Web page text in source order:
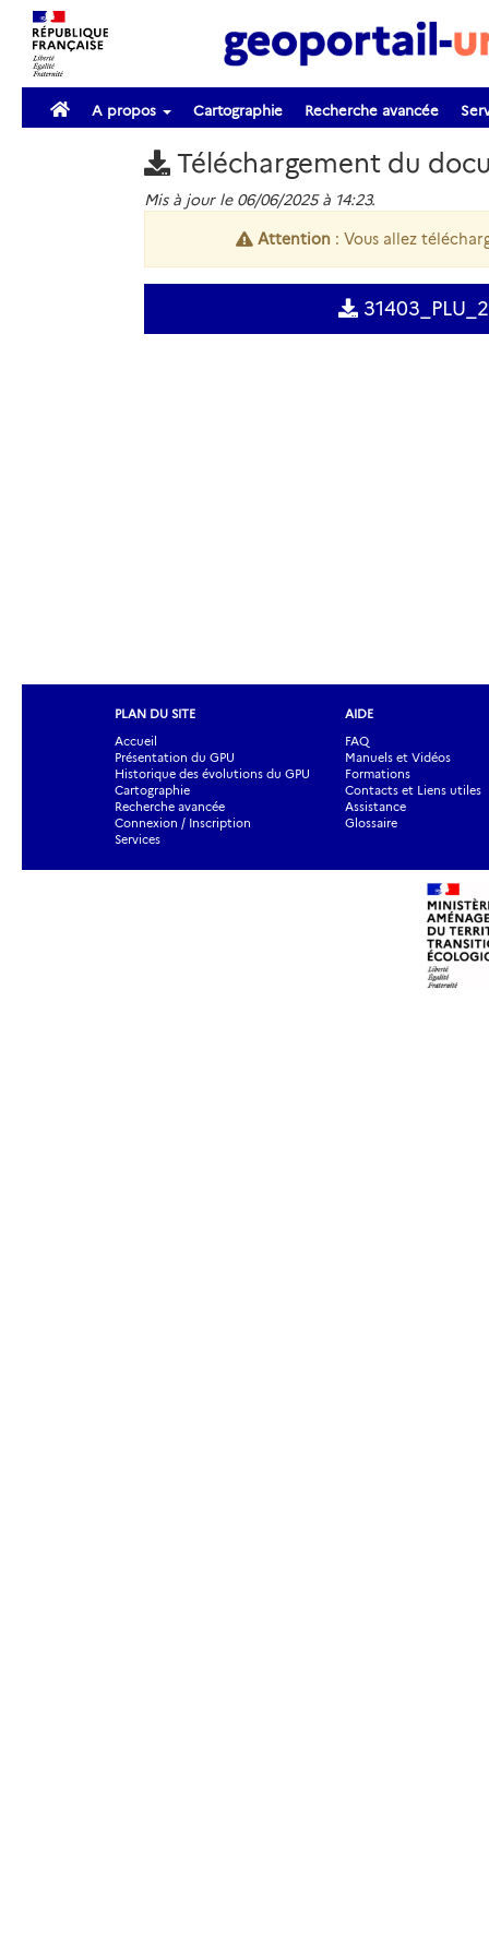
A propos Cartographie Recherche avancée
Téléchargement du
Mis à jour le 06/06/2025 à 14:23.
Attention : Vous allez
PLAN DU SITE
Accueil
Présentation du GPU
Historique des évolutions du GPU
Cartographie
Recherche avancée
Connexion / Inscription
Services
AIDE
FAQ
Manuels et Vidéos
Formations
Contacts et Liens utiles
Assistance
Glossaire